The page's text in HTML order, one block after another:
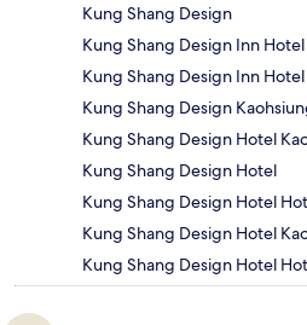
Kung Shang Design
Kung Shang Design Inn Hotel
Kung Shang Design Inn
Kung Shang Design
Kung Shang Design Hotel
Kung Shang Design Hotel
Kung Shang Design Hotel
Kung Shang Design Hotel
Kung Shang Design Hotel